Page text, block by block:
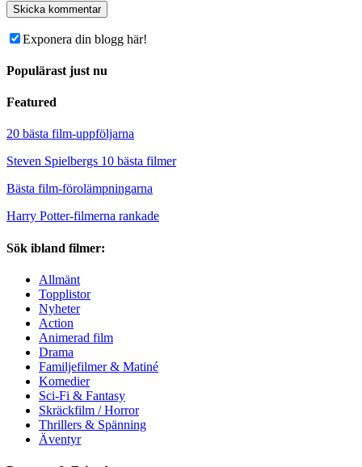
Exponera din blogg här!
Populärast just nu
Featured
20 bästa film-uppföljarna
Steven Spielbergs 10 bästa filmer
Bästa film-förolämpningarna
Harry Potter-filmerna rankade
Sök ibland filmer:
Allmänt
Topplistor
Nyheter
Action
Animerad film
Drama
Familjefilmer & Matiné
Komedier
Sci-Fi & Fantasy
Skräckfilm / Horror
Thrillers & Spänning
Äventyr